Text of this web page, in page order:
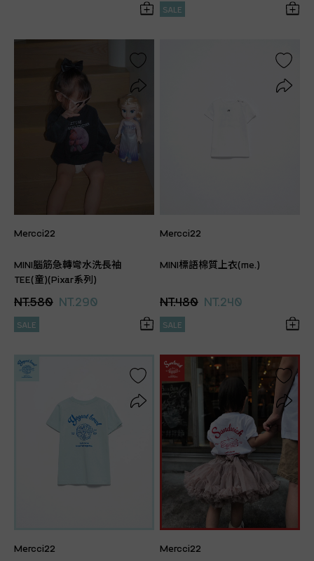
SALE
Mercci22
MINI腦筋急轉彎水洗長袖
TEE(童)(Pixar系列)
NT.580 NT.290
SALE
Mercci22
MINI標語棉質上衣(me.)
NT.480 NT.240
SALE
Mercci22 Mercci22